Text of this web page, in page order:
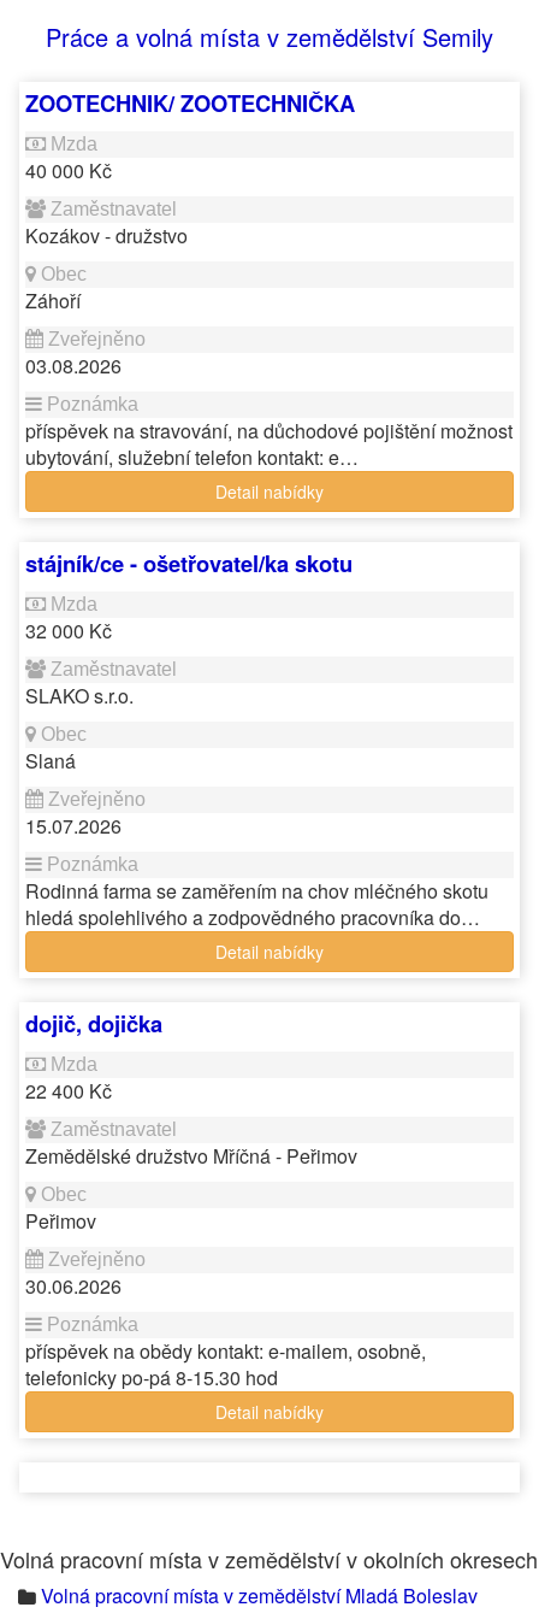
Práce a volná místa v zemědělství Semily
ZOOTECHNIK/ ZOOTECHNIČKA
40 000 Kč
Kozákov - družstvo
Záhoří
03.08.2026
příspěvek na stravování, na důchodové pojištění možnost
ubytování, služební telefon kontakt: e…
Detail nabídky
stájník/ce - ošetřovatel/ka skotu
32 000 Kč
SLAKO s.r.o.
Slaná
15.07.2026
Rodinná farma se zaměřením na chov mléčného skotu
hledá spolehlivého a zodpovědného pracovníka do…
Detail nabídky
dojič, dojička
22 400 Kč
Zemědělské družstvo Mříčná - Peřimov
Peřimov
30.06.2026
příspěvek na obědy kontakt: e-mailem, osobně,
telefonicky po-pá 8-15.30 hod
Detail nabídky
Volná pracovní místa v zemědělství v okolních okresech
Volná pracovní místa v zemědělství Mladá Boleslav